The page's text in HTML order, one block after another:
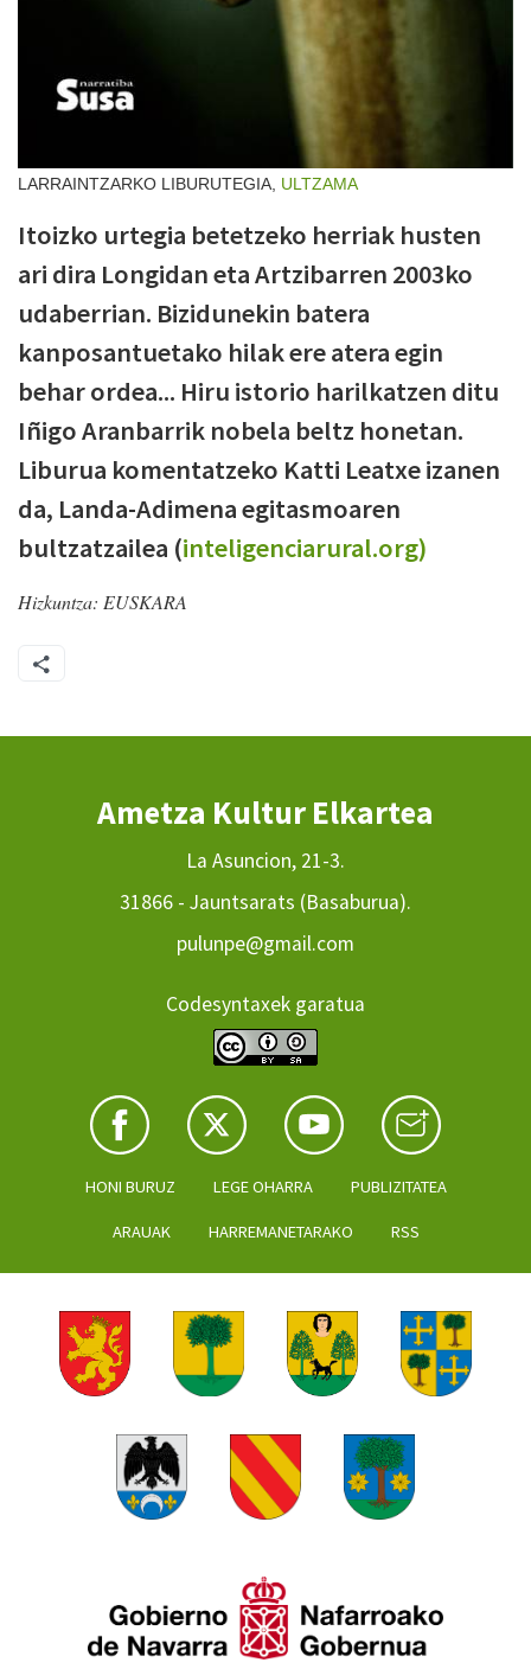
LARRAINTZARKO LIBURUTEGIA, ULTZAMA
Itoizko urtegia betetzeko herriak husten
ari dira Longidan eta Artzibarren 2003ko
udaberrian. Bizidunekin batera
kanposantuetako hilak ere atera egin
behar ordea... Hiru istorio harilkatzen ditu
Iñigo Aranbarrik nobela beltz honetan.
Liburua komentatzeko Katti Leatxe izanen
da, Landa-Adimena egitasmoaren
bultzatzailea (inteligenciarural.org)
Hizkuntza: EUSKARA
Ametza Kultur Elkartea
La Asuncion, 21-3.
31866 - Jauntsarats (Basaburua).
pulunpe@gmail.com
Codesyntaxek garatua
HONI BURUZ LEGE OHARRA PUBLIZITATEA
ARAUAK HARREMANETARAKO RSS